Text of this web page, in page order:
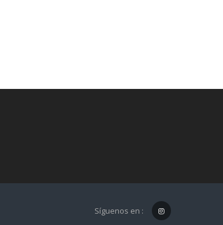
Síguenos en :